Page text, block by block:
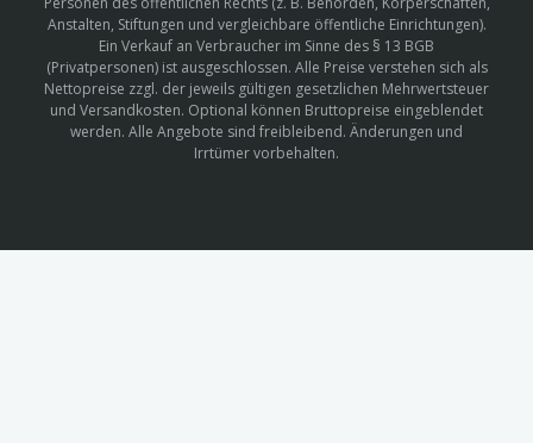
Anstalten, Stiftungen und vergleichbare öffentliche Einrichtungen).
Ein Verkauf an Verbraucher im Sinne des § 13 BGB
(Privatpersonen) ist ausgeschlossen. Alle Preise verstehen sich als
Nettopreise zzgl. der jeweils gültigen gesetzlichen Mehrwertsteuer
und Versandkosten. Optional können Bruttopreise eingeblendet
werden. Alle Angebote sind freibleibend. Änderungen und
Irrtümer vorbehalten.